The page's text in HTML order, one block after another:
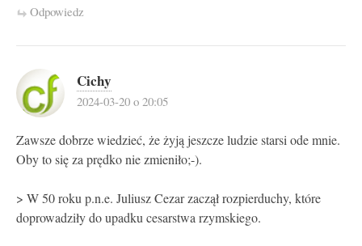
Odpowiedz
Cichy
2024-03-20 o 20:05
Zawsze dobrze wiedzieć, że żyją jeszcze ludzie starsi ode mnie.
Oby to się za prędko nie zmieniło;-).
> W 50 roku p.n.e. Juliusz Cezar zaczął rozpierduchy, które
doprowadziły do upadku cesarstwa rzymskiego.